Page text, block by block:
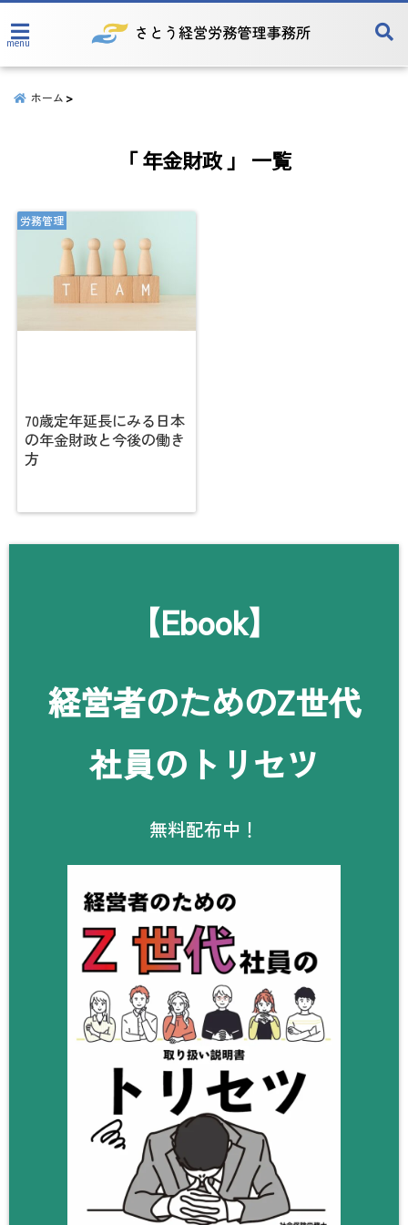
menu
ホーム
「 年金財政 」 一覧
労務管理
70歳定年延長にみる日本
の年金財政と今後の働き
方
【Ebook】
経営者のためのZ世代
社員のトリセツ
無料配布中！